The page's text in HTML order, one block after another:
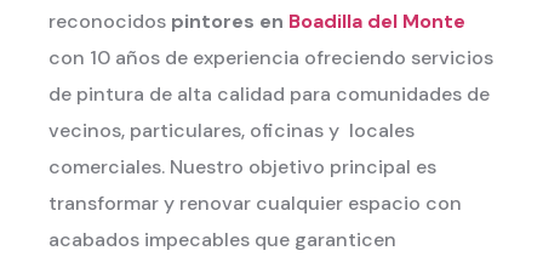
reconocidos pintores en Boadilla del Monte
con 10 años de experiencia ofreciendo servicios
de pintura de alta calidad para comunidades de
vecinos, particulares, oficinas y locales
comerciales. Nuestro objetivo principal es
transformar y renovar cualquier espacio con
acabados impecables que garanticen